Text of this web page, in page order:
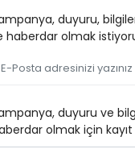
duyuru,
haberdar olmak
duyuru ve
olmak için kayıt